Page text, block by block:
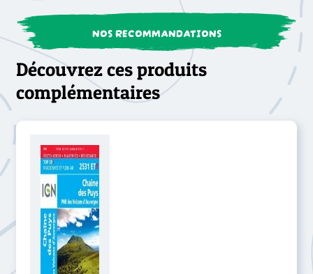
NOS RECOMMANDATIONS
Découvrez ces produits
complémentaires